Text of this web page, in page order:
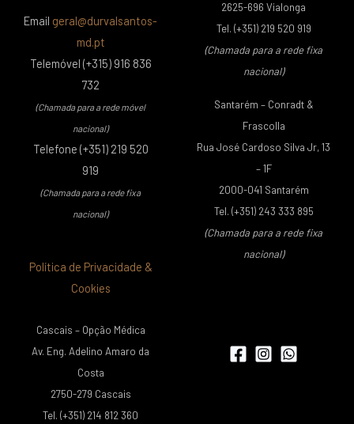
Email geral@durvalsantos-
md.pt
Telemóvel (+315) 916 836
732
(Chamada para a rede móvel
nacional)
Telefone (+351) 219 520
919
(Chamada para a rede fixa
nacional)
Política de Privacidade &
Cookies
2625-696 Vialonga
Tel. (+351) 219 520 919
(Chamada para a rede fixa
nacional)
Santarém – Conradt &
Frascolla
Rua José Cardoso Silva Jr, 13
– 1F
2000-041 Santarém
Tel. (+351) 243 333 895
(Chamada para a rede fixa
nacional)
Cascais – Opção Médica
Av. Eng. Adelino Amaro da
Costa
2750-279 Cascais
Tel. (+351) 214 812 360